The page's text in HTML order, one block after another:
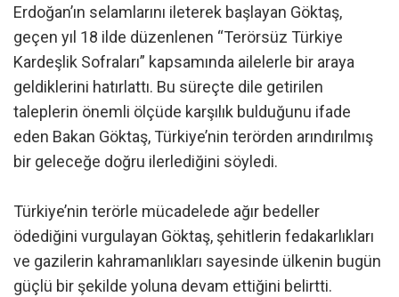
Erdoğan’ın selamlarını ileterek başlayan Göktaş,
geçen yıl 18 ilde düzenlenen “Terörsüz Türkiye
Kardeşlik Sofraları” kapsamında ailelerle bir araya
geldiklerini hatırlattı. Bu süreçte dile getirilen
taleplerin önemli ölçüde karşılık bulduğunu ifade
eden Bakan Göktaş, Türkiye’nin terörden arındırılmış
bir geleceğe doğru ilerlediğini söyledi.
Türkiye’nin terörle mücadelede ağır bedeller
ödediğini vurgulayan Göktaş, şehitlerin fedakarlıkları
ve gazilerin kahramanlıkları sayesinde ülkenin bugün
güçlü bir şekilde yoluna devam ettiğini belirtti.